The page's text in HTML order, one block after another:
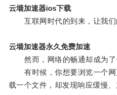
云墙加速器ios下载
互联网时代的到来，让我们
云墙加速器永久免费加速
然而，网络的畅通却成为了
有时候，你想要浏览一个网
载一个文件，却发现响应缓慢、